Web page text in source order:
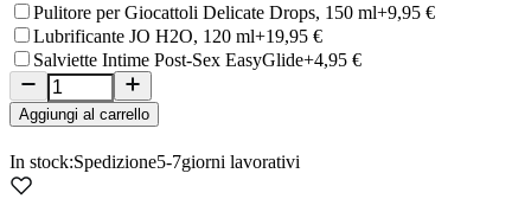
Pulitore per Giocattoli Delicate Drops, 150 ml+9,95 €
Lubrificante JO H2O, 120 ml+19,95 €
Salviette Intime Post-Sex EasyGlide+4,95 €
Aggiungi al carrello
In stock:Spedizione5-7giorni lavorativi